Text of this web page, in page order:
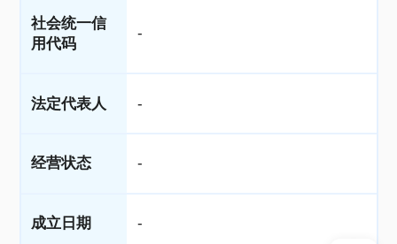
社会统一信
用代码
-
法定代表人 -
经营状态 -
成立日期 -